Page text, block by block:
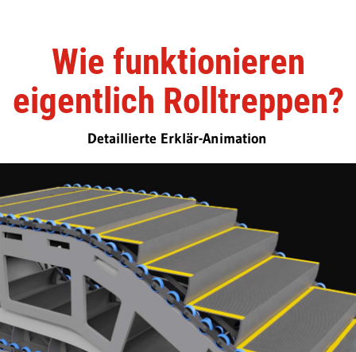
Wie funktionieren
eigentlich Rolltreppen?
Detaillierte Erklär-Animation